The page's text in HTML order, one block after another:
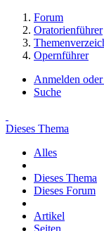
Forum
Oratorienführer
Opernführer
Anmelden
Suche
Dieses Thema
Alles
Dieses Thema
Dieses Forum
Artikel
Seiten